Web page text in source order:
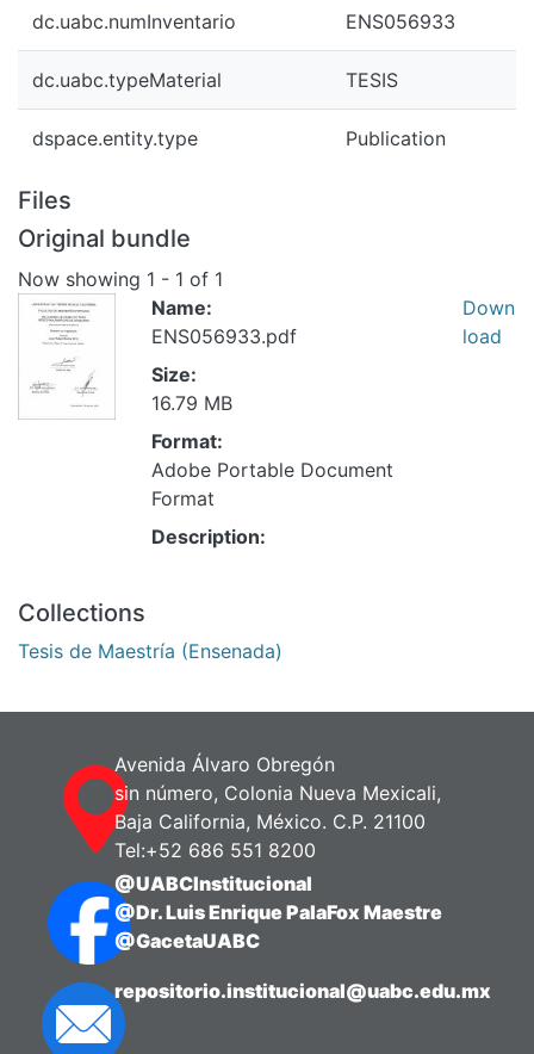
dc.uabc.numInventario ENS056933
dc.uabc.typeMaterial TESIS
dspace.entity.type Publication
Files
Original bundle
Now showing 1 - 1 of 1
Name:
ENS056933.pdf
Size:
16.79 MB
Format:
Adobe Portable Document
Format
Description:
Down
load
Collections
Tesis de Maestría (Ensenada)
Avenida Álvaro Obregón
sin número, Colonia Nueva Mexicali,
Baja California, México. C.P. 21100
Tel:+52 686 551 8200
@UABCInstitucional
@Dr. Luis Enrique PalaFox Maestre
@GacetaUABC
repositorio.institucional@uabc.edu.mx